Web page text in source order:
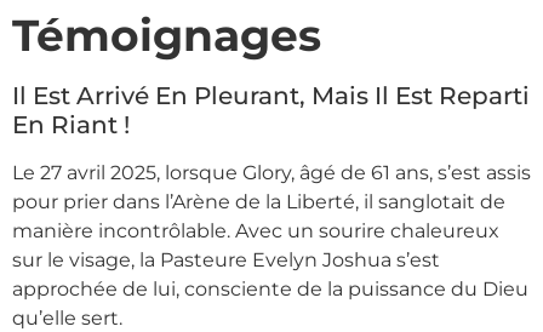
Témoignages
Il Est Arrivé En Pleurant, Mais Il Est Reparti
En Riant !
Le 27 avril 2025, lorsque Glory, âgé de 61 ans, s’est assis
pour prier dans l’Arène de la Liberté, il sanglotait de
manière incontrôlable. Avec un sourire chaleureux
sur le visage, la Pasteure Evelyn Joshua s’est
approchée de lui, consciente de la puissance du Dieu
qu’elle sert.